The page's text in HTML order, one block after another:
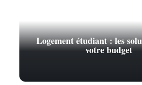
Logement étudiant : les
votre budget